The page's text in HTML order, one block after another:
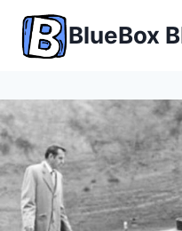
content
BlueBox